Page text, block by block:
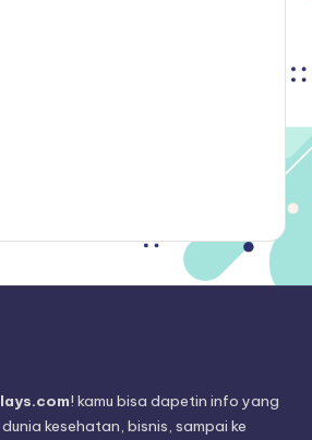
! kamu bisa dapetin info yang
kesehatan, bisnis, sampai ke